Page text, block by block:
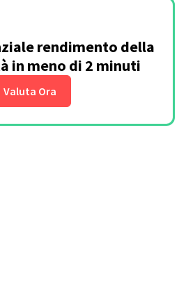
rendimento della
in meno di 2 minuti
Valuta Ora